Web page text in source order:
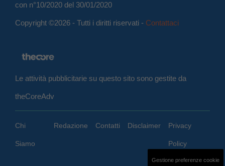
con n°10/2020 del 30/01/2020
Copyright ©2026 - Tutti i diritti riservati - Contattaci
Le attività pubblicitarie su questo sito sono gestite da
theCoreAdv
Chi
Siamo
Redazione Contatti Disclaimer Privacy
Policy
Gestione preferenze cookie